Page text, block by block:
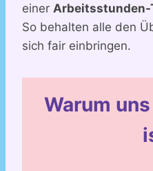
einer Arbeitsstunden-
So behalten alle den
sich fair einbringen.
Warum